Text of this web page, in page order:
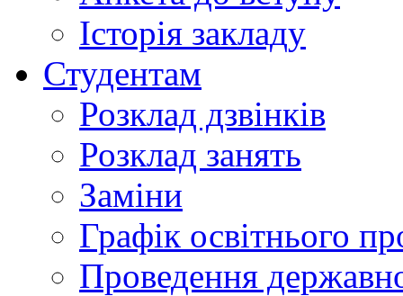
Історія закладу
Студентам
Розклад дзвінків
Розклад занять
Заміни
Графік освітнього
Проведення